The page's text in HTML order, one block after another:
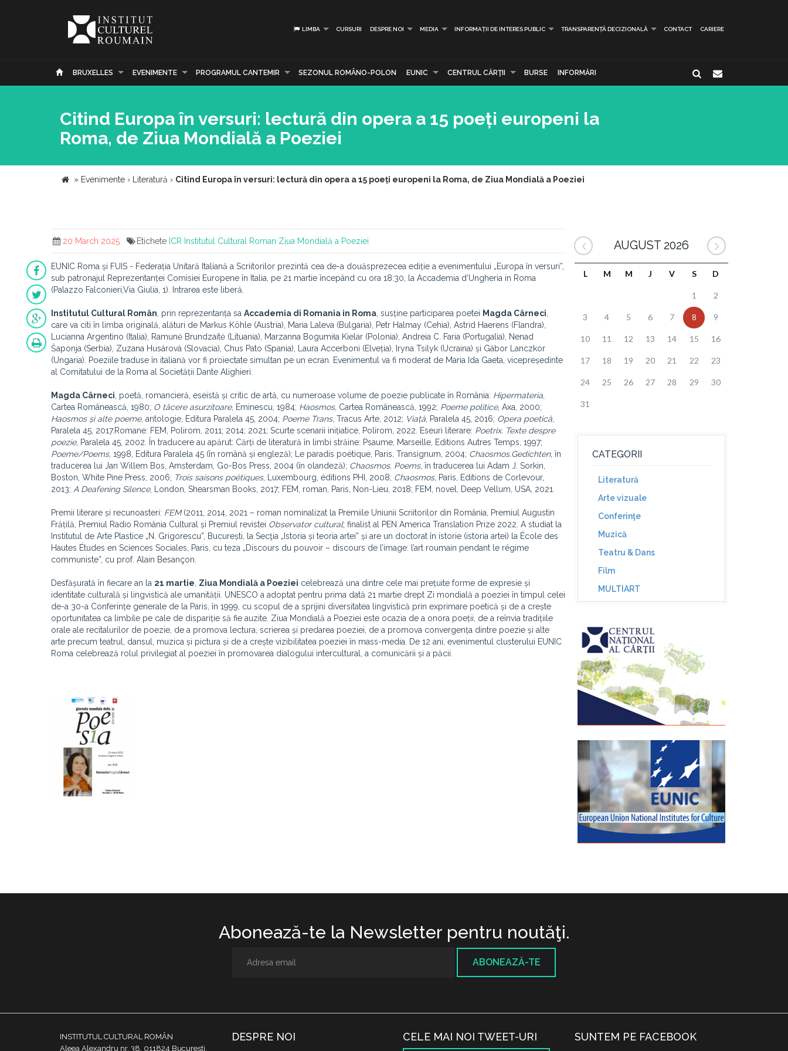
LIMBA CURSURI DESPRE NOI MEDIA INFORMAȚII DE INTERES PUBLIC TRANSPARENȚĂ DECIZIONALĂ CONTACT CARIERE
BRUXELLES EVENIMENTE PROGRAMUL CANTEMIR SEZONUL ROMÂNO-POLON EUNIC CENTRUL CĂRŢII BURSE INFORMĂRI
Citind Europa în versuri: lectură din opera a 15 poeți europeni la
Roma, de Ziua Mondială a Poeziei
» Evenimente › Literatură › Citind Europa în versuri: lectură din opera a 15 poeți europeni la Roma, de Ziua Mondială a Poeziei
20 March 2025 Etichete ICR Institutul Cultural Roman Ziua Mondială a Poeziei
EUNIC Roma și FUIS - Federația Unitară Italiană a Scriitorilor prezintă cea de-a douăsprezecea ediție a evenimentului „Europa în versuri”,
sub patronajul Reprezentanței Comisiei Europene în Italia, pe 21 martie începând cu ora 18:30, la Accademia d’Ungheria in Roma
(Palazzo Falconieri,Via Giulia, 1). Intrarea este liberă.
Institutul Cultural Român , prin reprezentanța sa Accademia di Romania in Roma , susține participarea poetei Magda Cârneci
care va citi în limba originală, alături de Markus Köhle (Austria), Maria Laleva (Bulgaria), Petr Halmay (Cehia), Astrid Haerens (Flandra),
Lucianna Argentino (Italia), Ramunė Brundzaitė (Lituania), Marzanna Bogumiła Kielar (Polonia), Andreia C. Faria (Portugalia), Nenad
Šaponja (Serbia), Zuzana Husárová (Slovacia), Chus Pato (Spania), Laura Accerboni (Elveția), Iryna Tsilyk (Ucraina) și Gábor Lanczkor
(Ungaria). Poeziile traduse în italiană vor fi proiectate simultan pe un ecran. Evenimentul va fi moderat de Maria Ida Gaeta, vicepreședinte
al Comitatului de la Roma al Societății Dante Alighieri.
Magda Cârneci , poetă, romancieră, eseistă și critic de artă, cu numeroase volume de poezie publicate în România: Hipermateria
Cartea Românească, 1980; O tăcere asurzitoare, Eminescu, 1984; Haosmos, Cartea Românească, 1992; Poeme politice, Axa, 2000;
Haosmos și alte poeme, antologie, Editura Paralela 45, 2004; Poeme Trans, Tracus Arte, 2012; Viață , Paralela 45, 2016; Opera poetică
Paralela 45, 2017.Romane: FEM, Polirom, 2011; 2014; 2021; Scurte scenarii inițiatice, Polirom, 2022. Eseuri literare: Poetrix. Texte despre
poezie, Paralela 45, 2002. În traducere au apărut: Cărți de literatură în limbi străine: Psaume, Marseille, Editions Autres Temps, 1997;
Poeme/Poems, 1998, Editura Paralela 45 (în română și engleză); Le paradis poétique, Paris, Transignum, 2004; Chaosmos.Gedichten, în
traducerea lui Jan Willem Bos, Amsterdam, Go-Bos Press, 2004 (în olandeză); Chaosmos. Poems, în traducerea lui Adam J. Sorkin,
Boston, White Pine Press, 2006; Trois saisons poétiques, Luxembourg, éditions PHI, 2008; Chaosmos, Paris, Editions de Corlevour,
2013; A Deafening Silence, London, Shearsman Books, 2017; FEM, roman, Paris, Non-Lieu, 2018; FEM, novel, Deep Vellum, USA, 2021.
Premii literare și recunoasteri: FEM(2011, 2014, 2021 – roman nominalizat la Premiile Uniunii Scriitorilor din România, Premiul Augustin
Frățilă, Premiul Radio România Cultural și Premiul revistei Observator cultural; finalist al PEN America Translation Prize 2022. A studiat la
Institutul de Arte Plastice „N. Grigorescu”, București, la Secţia „Istoria și teoria artei” și are un doctorat în istorie (istoria artei) la École des
Hautes Études en Sciences Sociales, Paris, cu teza „Discours du pouvoir – discours de l’image: l’art roumain pendant le régime
communiste”, cu prof. Alain Besançon.
Desfășurată în fiecare an la 21 martie Ziua Mondială a Poeziei celebrează una dintre cele mai prețuite forme de expresie și
identitate culturală și lingvistică ale umanității. UNESCO a adoptat pentru prima dată 21 martie drept Zi mondială a poeziei în timpul celei
de-a 30-a Conferințe generale de la Paris, în 1999, cu scopul de a sprijini diversitatea lingvistică prin exprimare poetică și de a crește
oportunitatea ca limbile pe cale de dispariție să fie auzite. Ziua Mondială a Poeziei este ocazia de a onora poeții, de a reînvia tradițiile
orale ale recitalurilor de poezie, de a promova lectura, scrierea și predarea poeziei, de a promova convergența dintre poezie și alte
arte precum teatrul, dansul, muzica și pictura și de a crește vizibilitatea poeziei în mass-media. De 12 ani, evenimentul clusterului EUNIC
Roma celebrează rolul privilegiat al poeziei în promovarea dialogului intercultural, a comunicării și a păcii.
AUGUST 2026
L M M J V S D
1 2
3 4 5 6 7 8 9
10 11 12 13 14 15 16
17 18 19 20 21 22 23
24 25 26 27 28 29 30
31
CATEGORII
Literatură
Arte vizuale
Conferinţe
Muzică
Teatru & Dans
Film
MULTIART
Abonează-te la Newsletter pentru noutăţi.
ABONEAZĂ-TE
INSTITUTUL CULTURAL ROMÂN
Aleea Alexandru nr. 38, 011824 București,
DESPRE NOI CELE MAI NOI TWEET-URI SUNTEM PE FACEBOOK